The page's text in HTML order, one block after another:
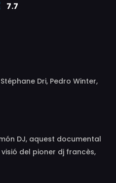
7.7
Dri, Pedro Winter,
Mills
DJ, aquest documental
del pioner dj francès,
els orígens i